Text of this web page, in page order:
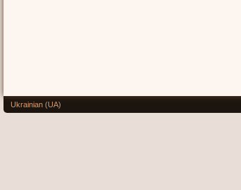
Ukrainian (UA)